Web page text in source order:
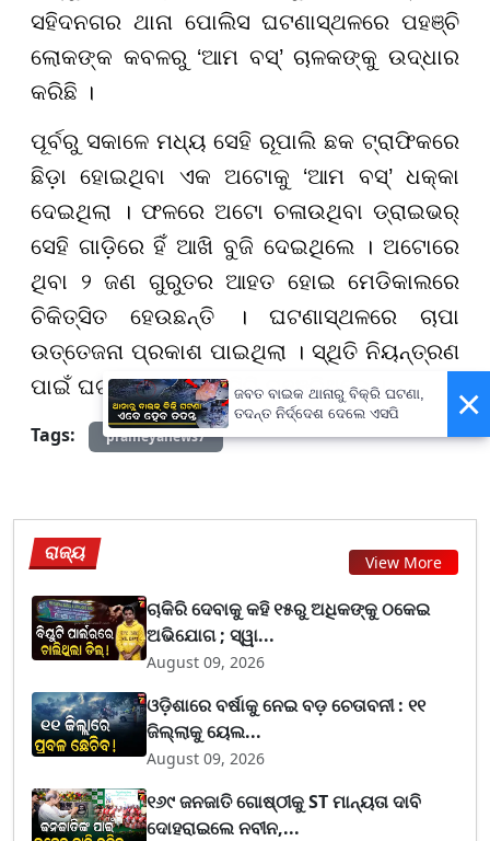
ସହିଦନଗର ଥାନା ପୋଲିସ ଘଟଣାସ୍ଥଳରେ ପହଞ୍ଚି
ଲୋକଙ୍କ କବଳରୁ ‘ଆମ ବସ୍’ ଚାଳକଙ୍କୁ ଉଦ୍ଧାର
କରିଛି ।
ପୂର୍ବରୁ ସକାଳେ ମଧ୍ୟ ସେହି ରୂପାଲି ଛକ ଟ୍ରାଫିକରେ
ଛିଡ଼ା ହୋଇଥିବା ଏକ ଅଟୋକୁ ‘ଆମ ବସ୍’ ଧକ୍କା
ଦେଇଥିଲା । ଫଳରେ ଅଟୋ ଚଳାଉଥିବା ଡ୍ରାଇଭର୍
ସେହି ଗାଡ଼ିରେ ହିଁ ଆଖି ବୁଜି ଦେଇଥିଲେ । ଅଟୋରେ
ଥିବା ୨ ଜଣ ଗୁରୁତର ଆହତ ହୋଇ ମେଡିକାଲରେ
ଚିକିତ୍ସିତ ହେଉଛନ୍ତି । ଘଟଣାସ୍ଥଳରେ ଚାପା
ଉତ୍ତେଜନା ପ୍ରକାଶ ପାଇଥିଲା । ସ୍ଥିତି ନିୟନ୍ତ୍ରଣ
ପାଇଁ ଘଟଣାସ୍ଥଳରେ ଡିସିପି ପହଞ୍ଚିଥିଲେ ।
Tags:
prameyanews7
ରାଜ୍ୟ View More
ଚାକିରି ଦେବାକୁ କହି ୧୫ରୁ ଅଧିକଙ୍କୁ ଠକେଇ
ଅଭିଯୋଗ ; ସ୍ୱା...
August 09, 2026
ଓଡ଼ିଶାରେ ବର୍ଷାକୁ ନେଇ ବଡ଼ ଚେତାବନୀ : ୧୧
ଜିଲ୍ଲାକୁ ୟେଲ...
August 09, 2026
୧୬୯ ଜନଜାତି ଗୋଷ୍ଠୀକୁ ST ମାନ୍ୟତା ଦାବି
ଦୋହରାଇଲେ ନବୀନ,...
×
ଜବତ ବାଇକ ଥାନାରୁ ବିକ୍ରି ଘଟଣା,
ତଦନ୍ତ ନିର୍ଦ୍ଦେଶ ଦେଲେ ଏସପି